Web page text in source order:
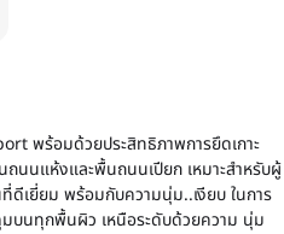
พร้อมด้วยประสิทธิภาพการยึดเกาะ
นนแห้งและพื้นถนนเปียก เหมาะสำหรับผู้
ดีเยี่ยม พร้อมกับความนุ่ม..เงียบ ในการ
บนทุกพื้นผิว เหนือระดับด้วยความ นุ่ม